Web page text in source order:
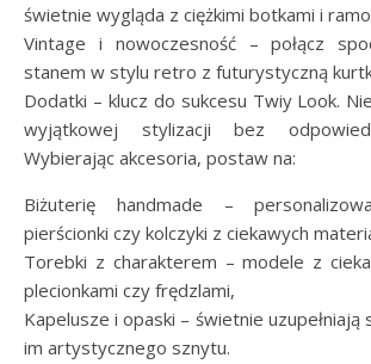
świetnie wygląda z ciężkimi botkami i
Vintage i nowoczesność – połącz
stanem w stylu retro z futurystyczną
Dodatki – klucz do sukcesu Twiy Look.
wyjątkowej stylizacji bez
Wybierając akcesoria, postaw na:
Biżuterię handmade –
pierścionki czy kolczyki z ciekawych
Torebki z charakterem – modele z
plecionkami czy frędzlami,
Kapelusze i opaski – świetnie uzupełniają
im artystycznego sznytu.